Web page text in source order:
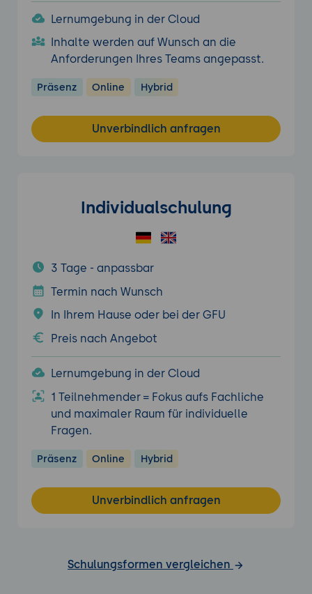
Lernumgebung in der Cloud
Inhalte werden auf Wunsch an die
Anforderungen Ihres Teams angepasst.
Präsenz Online Hybrid
Unverbindlich anfragen
Individualschulung
3 Tage - anpassbar
Termin nach Wunsch
In Ihrem Hause oder bei der GFU
Preis nach Angebot
Lernumgebung in der Cloud
1 Teilnehmender = Fokus aufs Fachliche
und maximaler Raum für individuelle
Fragen.
Präsenz Online Hybrid
Unverbindlich anfragen
Schulungsformen vergleichen